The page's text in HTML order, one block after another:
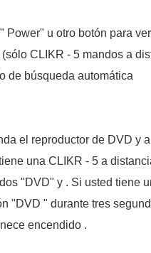
Power" u otro botón para
(sólo CLIKR - 5 mandos a
de búsqueda automática
el reproductor de DVD y
una CLIKR - 5 a
"DVD" y . Si usted tiene
"DVD " durante tres
encendido .